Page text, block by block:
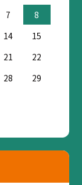
7
8
14
15
21
22
28
29